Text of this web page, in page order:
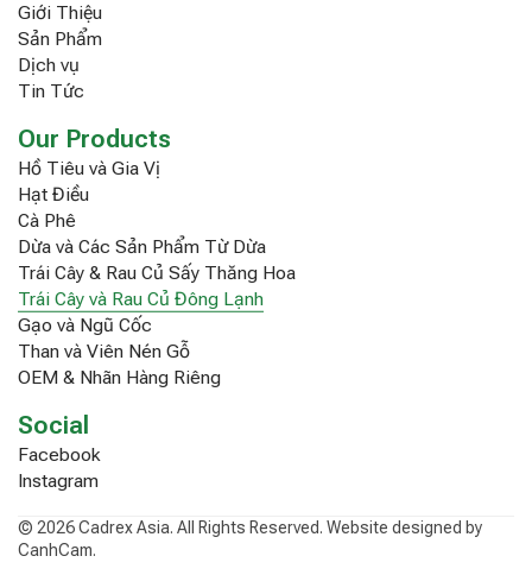
Giới Thiệu
Sản Phẩm
Dịch vụ
Tin Tức
Our Products
Hồ Tiêu và Gia Vị
Hạt Điều
Cà Phê
Dừa và Các Sản Phẩm Từ Dừa
Trái Cây & Rau Củ Sấy Thăng Hoa
Trái Cây và Rau Củ Đông Lạnh
Gạo và Ngũ Cốc
Than và Viên Nén Gỗ
OEM & Nhãn Hàng Riêng
Social
Facebook
Instagram
© 2026 Cadrex Asia. All Rights Reserved. Website designed by
CanhCam.